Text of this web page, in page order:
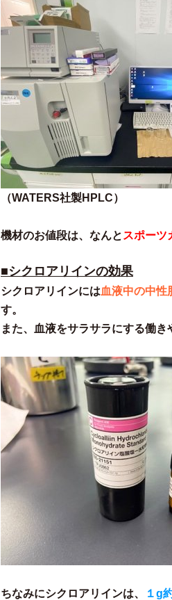
（WATERS社製HPLC）
機材のお値段は、なんと スポーツ
■シクロアリインの効果
シクロアリインには血液中の中性
す。
また、血液をサラサラにする働
ちなみにシクロアリインは、 １g